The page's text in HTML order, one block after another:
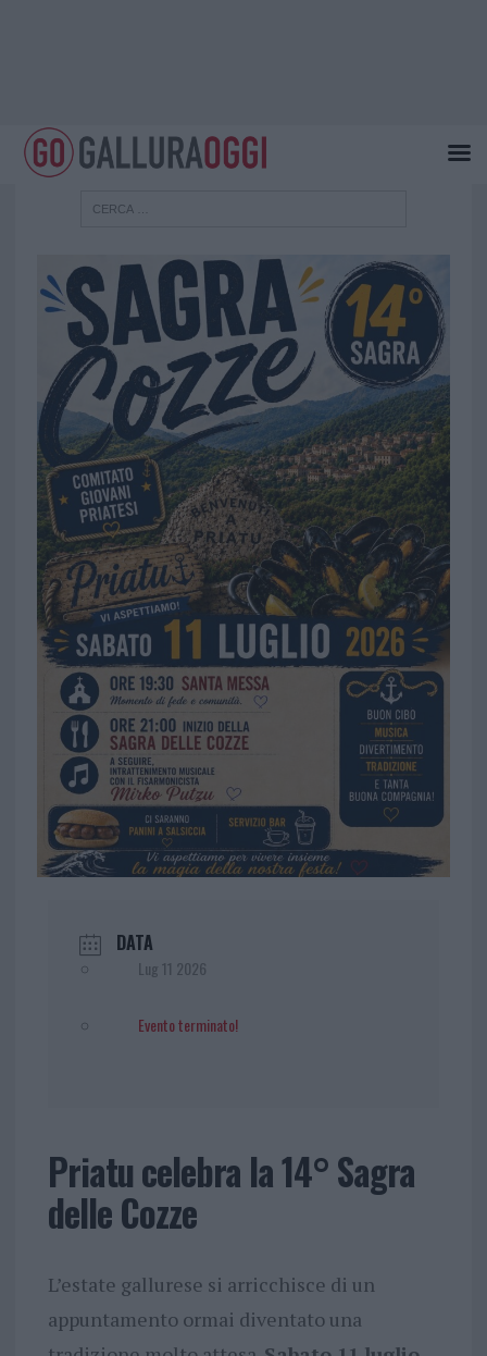
DATA
Lug 11 2026
Evento terminato!
Priatu celebra la 14° Sagra
delle Cozze
L’estate gallurese si arricchisce di un
appuntamento ormai diventato una